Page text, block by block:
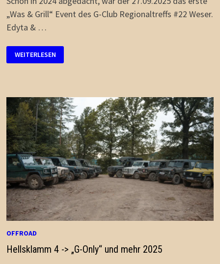
„Was & Grill“ Event des G-Club Regionaltreffs #22 Weser.
Edyta & …
&
GRILL
WEITERLESEN
OFFROAD
Hellsklamm 4 -> „G-Only“ und mehr 2025